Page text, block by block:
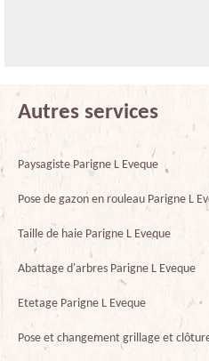
Autres services
Paysagiste Parigne L Eveque
Pose de gazon en rouleau Parigne L
Taille de haie Parigne L Eveque
Abattage d'arbres Parigne L Eveque
Etetage Parigne L Eveque
Pose et changement grillage et